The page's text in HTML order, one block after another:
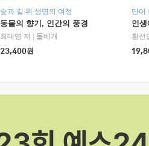
숲과 길 위 생명의 여정
동물의 향기, 인간의 풍경
최태영 저
돌베개
23,400원
단어
인
황선